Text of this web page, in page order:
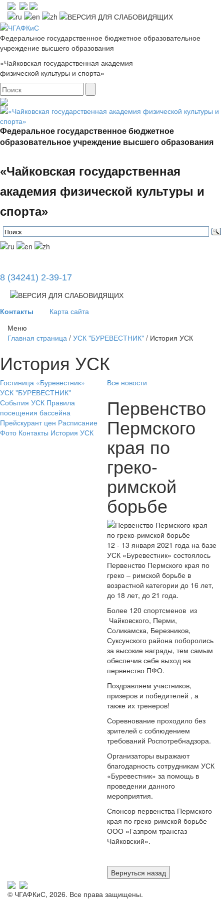
Федеральное государственное бюджетное образовательное
учреждение высшего образования
«Чайковская государственная академия
физической культуры и спорта»
Федеральное государственное бюджетное
образовательное учреждение высшего образования
«Чайковская государственная
академия физической культуры и
спорта»
8 (34241) 2-39-17
Контакты Карта сайта
Меню
Главная страница / УСК "БУРЕВЕСТНИК" / История УСК
История УСК
Гостиница «Буревестник»
УСК "БУРЕВЕСТНИК"
События УСК Правила
посещения бассейна
Прейскурант цен Расписание
Фото Контакты История УСК
Все новости
Первенство
Пермского
края по
греко-
римской
борьбе
12 - 13 января 2021 года на базе
УСК «Буревестник» состоялось
Первенство Пермского края по
греко – римской борьбе в
возрастной категории до 16 лет,
до 18 лет, до 21 года.
Более 120 спортсменов из
Чайковского, Перми,
Соликамска, Березников,
Суксунского района поборолись
за высокие награды, тем самым
обеспечив себе выход на
первенство ПФО.
Поздравляем участников,
призеров и победителей , а
также их тренеров!
Соревнование проходило без
зрителей с соблюдением
требований Роспотребнадзора.
Организаторы выражают
благодарность сотрудникам УСК
«Буревестник» за помощь в
проведении данного
мероприятия.
Спонсор первенства Пермского
края по греко-римской борьбе
ООО «Газпром трансгаз
Чайковский».
© ЧГАФКиС, 2026. Все права защищены.